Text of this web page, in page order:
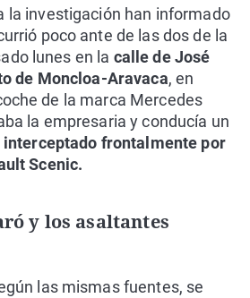
la investigación han informado
poco ante de las dos de la
lunes en la calle de José
de Moncloa-Aravaca, en
de la marca Mercedes
la empresaria y conducía un
interceptado frontalmente por
Scenic.
y los asaltantes
las mismas fuentes, se